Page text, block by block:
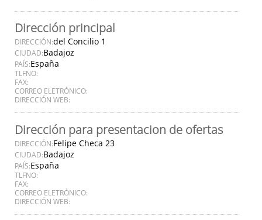
Dirección principal
DIRECCIÓN:del Concilio 1
CIUDAD:Badajoz
PAÍS:España
TLFNO:
FAX:
CORREO ELETRÓNICO:
DIRECCIÓN WEB:
Dirección para presentacion de ofertas
DIRECCIÓN:Felipe Checa 23
CIUDAD:Badajoz
PAÍS:España
TLFNO:
FAX:
CORREO ELETRÓNICO:
DIRECCIÓN WEB: